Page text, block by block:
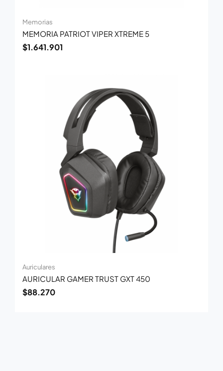
Memorias
MEMORIA PATRIOT VIPER XTREME 5
$1.641.901
Auriculares
AURICULAR GAMER TRUST GXT 450
$88.270